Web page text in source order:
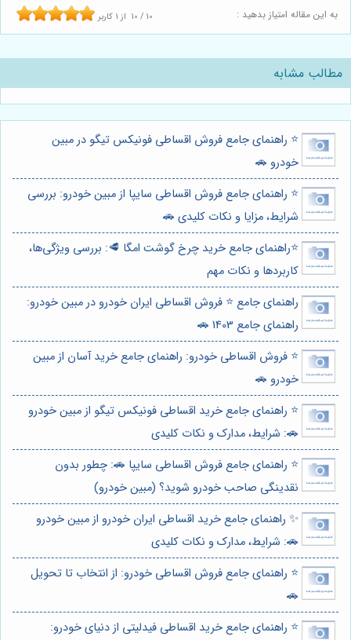
به این مقاله امتیاز بدهید : 10 / 10 از 1 کاربر
مطالب مشابه
⭐️ راهنمای جامع فروش اقساطی فونیکس تیگو در مبین
خودرو 🚗
⭐️ راهنمای جامع فروش اقساطی سایپا از مبین خودرو: بررسی
شرایط، مزایا و نکات کلیدی 🚗
⭐️راهنمای جامع خرید چرخ گوشت امگا 🥩: بررسی ویژگی‌ها،
کاربردها و نکات مهم
راهنمای جامع ⭐️ فروش اقساطی ایران خودرو در مبین خودرو:
راهنمای جامع 1403 🚗
⭐️ فروش اقساطی خودرو: راهنمای جامع خرید آسان از مبین
خودرو 🚗
⭐️ راهنمای جامع خرید اقساطی فونیکس تیگو از مبین خودرو
🚗: شرایط، مدارک و نکات کلیدی
⭐️ راهنمای جامع فروش اقساطی سایپا 🚗: چطور بدون
نقدینگی صاحب خودرو شوید؟ (مبین خودرو)
✨ راهنمای جامع خرید اقساطی ایران خودرو از مبین خودرو
🚗: شرایط، مدارک و نکات کلیدی
⭐️ راهنمای جامع فروش اقساطی خودرو: از انتخاب تا تحویل
🚗
⭐️ راهنمای جامع خرید اقساطی فیدلیتی از دنیای خودرو: